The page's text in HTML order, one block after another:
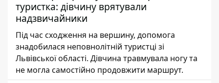
туристка: дівчину врятували
надзвичайники
Під час сходження на вершину, допомога
знадобилася неповнолітній туристці зі
Львівської області. Дівчина травмувала ногу та
не могла самостійно продовжити маршрут.